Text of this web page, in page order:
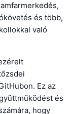
és több,
való
Ez az
és
hogy